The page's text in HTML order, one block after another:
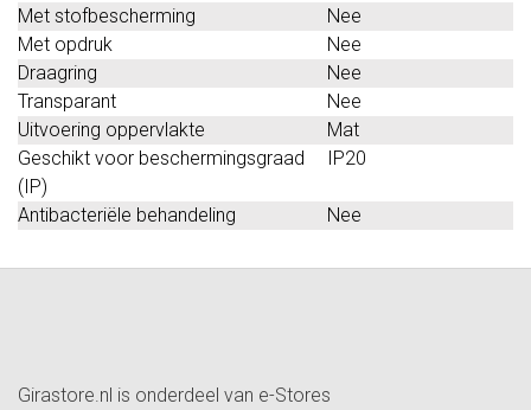
Met stofbescherming
Nee
Met opdruk
Nee
Draagring
Nee
Transparant
Nee
Uitvoering oppervlakte
Mat
Geschikt voor beschermingsgraad
(IP)
IP20
Antibacteriële behandeling Nee
Girastore.nl is onderdeel van e-Stores